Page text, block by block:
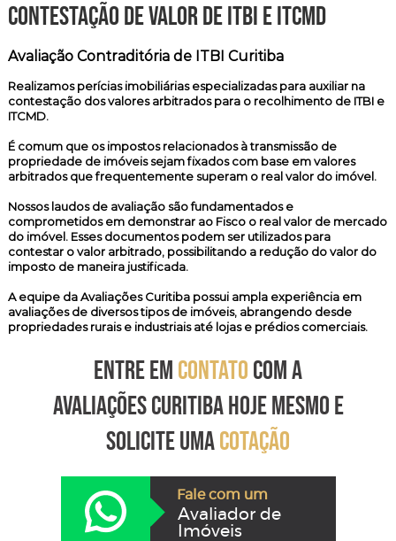
contestação de valor de itbi e itcmd
Avaliação Contraditória de ITBI Curitiba
Realizamos perícias imobiliárias especializadas para auxiliar na
contestação dos valores arbitrados para o recolhimento de ITBI e
ITCMD.
É comum que os impostos relacionados à transmissão de
propriedade de imóveis sejam fixados com base em valores
arbitrados que frequentemente superam o real valor do imóvel.
Nossos laudos de avaliação são fundamentados e
comprometidos em demonstrar ao Fisco o real valor de mercado
do imóvel. Esses documentos podem ser utilizados para
contestar o valor arbitrado, possibilitando a redução do valor do
imposto de maneira justificada.
A equipe da Avaliações Curitiba possui ampla experiência em
avaliações de diversos tipos de imóveis, abrangendo desde
propriedades rurais e industriais até lojas e prédios comerciais.
ENTRE EM CONTATO COM A
AVALIAÇÕES CURITIBA HOJE MESMO E
SOLICITE UMACOTAÇÃO
Fale com um
Avaliador de
Imóveis